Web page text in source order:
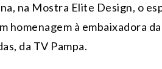
na Mostra Elite Design, o
homenagem à embaixadora
da TV Pampa.